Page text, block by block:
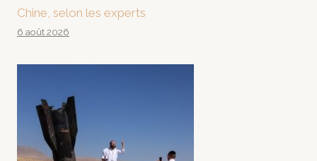
Chine, selon les experts
6 août 2026